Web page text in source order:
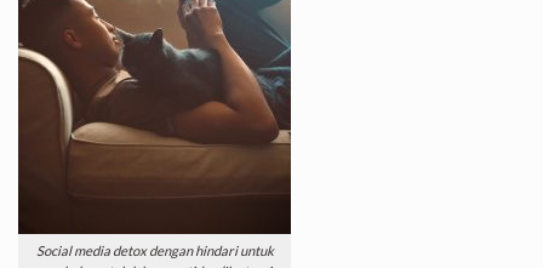
Social media detox dengan hindari untuk